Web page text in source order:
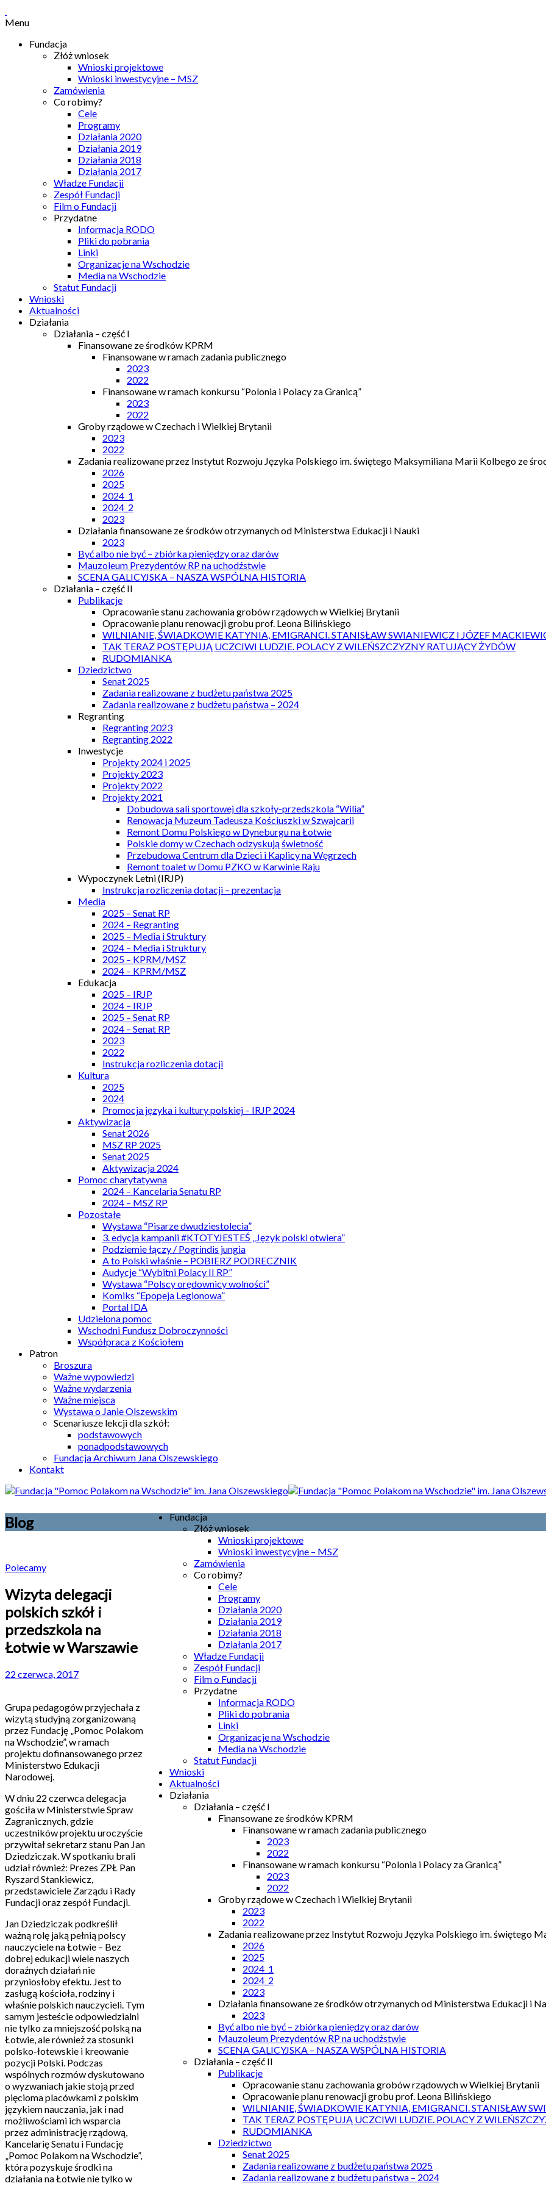
Menu
Fundacja
Złóż wniosek
Wnioski projektowe
Wnioski inwestycyjne – MSZ
Zamówienia
Co robimy?
Cele
Programy
Działania 2020
Działania 2019
Działania 2018
Działania 2017
Władze Fundacji
Zespół Fundacji
Film o Fundacji
Przydatne
Informacja RODO
Pliki do pobrania
Linki
Organizacje na Wschodzie
Media na Wschodzie
Statut Fundacji
Wnioski
Aktualności
Działania
Działania – część I
Finansowane ze środków KPRM
Finansowane w ramach zadania publicznego
2023
2022
Finansowane w ramach konkursu “Polonia i Polacy za Granicą”
2023
2022
Groby rządowe w Czechach i Wielkiej Brytanii
2023
2022
Zadania realizowane przez Instytut Rozwoju Języka Polskiego im. świętego Maksymiliana Marii Kolbego ze
2026
2025
2024_1
2024_2
2023
Działania finansowane ze środków otrzymanych od Ministerstwa Edukacji i Nauki
2023
Być albo nie być – zbiórka pieniędzy oraz darów
Mauzoleum Prezydentów RP na uchodźstwie
SCENA GALICYJSKA – NASZA WSPÓLNA HISTORIA
Działania – część II
Publikacje
Opracowanie stanu zachowania grobów rządowych w Wielkiej Brytanii
Opracowanie planu renowacji grobu prof. Leona Bilińskiego
WILNIANIE, ŚWIADKOWIE KATYNIA, EMIGRANCI. STANISŁAW SWIANIEWICZ I JÓZEF
TAK TERAZ POSTĘPUJĄ UCZCIWI LUDZIE. POLACY Z WILEŃSZCZYZNY RATUJĄCY ŻYDÓW
RUDOMIANKA
Dziedzictwo
Senat 2025
Zadania realizowane z budżetu państwa 2025
Zadania realizowane z budżetu państwa – 2024
Regranting
Regranting 2023
Regranting 2022
Inwestycje
Projekty 2024 i 2025
Projekty 2023
Projekty 2022
Projekty 2021
Dobudowa sali sportowej dla szkoły-przedszkola “Wilia”
Renowacja Muzeum Tadeusza Kościuszki w Szwajcarii
Remont Domu Polskiego w Dyneburgu na Łotwie
Polskie domy w Czechach odzyskują świetność
Przebudowa Centrum dla Dzieci i Kaplicy na Węgrzech
Remont toalet w Domu PZKO w Karwinie Raju
Wypoczynek Letni (IRJP)
Instrukcja rozliczenia dotacji – prezentacja
Media
2025 – Senat RP
2024 – Regranting
2025 – Media i Struktury
2024 – Media i Struktury
2025 – KPRM/MSZ
2024 – KPRM/MSZ
Edukacja
2025 – IRJP
2024 – IRJP
2025 – Senat RP
2024 – Senat RP
2023
2022
Instrukcja rozliczenia dotacji
Kultura
2025
2024
Promocja języka i kultury polskiej – IRJP 2024
Aktywizacja
Senat 2026
MSZ RP 2025
Senat 2025
Aktywizacja 2024
Pomoc charytatywna
2024 – Kancelaria Senatu RP
2024 – MSZ RP
Pozostałe
Wystawa “Pisarze dwudziestolecia”
3. edycja kampanii #KTOTYJESTEŚ „Język polski otwiera”
Podziemie łączy / Pogrindis jungia
A to Polski właśnie – POBIERZ PODRECZNIK
Audycje “Wybitni Polacy II RP”
Wystawa “Polscy orędownicy wolności”
Komiks “Epopeja Legionowa”
Portal IDA
Udzielona pomoc
Wschodni Fundusz Dobroczynności
Współpraca z Kościołem
Patron
Broszura
Ważne wypowiedzi
Ważne wydarzenia
Ważne miejsca
Wystawa o Janie Olszewskim
Scenariusze lekcji dla szkół:
podstawowych
ponadpodstawowych
Fundacja Archiwum Jana Olszewskiego
Kontakt
Fundacja
Złóż wniosek
Wnioski projektowe
Wnioski inwestycyjne – MSZ
Zamówienia
Co robimy?
Cele
Programy
Działania 2020
Działania 2019
Działania 2018
Działania 2017
Władze Fundacji
Zespół Fundacji
Film o Fundacji
Przydatne
Informacja RODO
Pliki do pobrania
Linki
Organizacje na Wschodzie
Media na Wschodzie
Statut Fundacji
Wnioski
Aktualności
Działania
Działania – część I
Finansowane ze środków KPRM
Finansowane w ramach zadania publicznego
2023
2022
Finansowane w ramach konkursu “Polonia i Polacy za Granicą”
2023
2022
Groby rządowe w Czechach i Wielkiej Brytanii
2023
2022
Zadania realizowane przez Instytut Rozwoju Języka Polskiego im. świętego
2026
2025
2024_1
2024_2
2023
Działania finansowane ze środków otrzymanych od Ministerstwa Edukacji i
2023
Być albo nie być – zbiórka pieniędzy oraz darów
Mauzoleum Prezydentów RP na uchodźstwie
SCENA GALICYJSKA – NASZA WSPÓLNA HISTORIA
Działania – część II
Publikacje
Opracowanie stanu zachowania grobów rządowych w Wielkiej Brytanii
Opracowanie planu renowacji grobu prof. Leona Bilińskiego
WILNIANIE, ŚWIADKOWIE KATYNIA, EMIGRANCI. STANISŁAW
TAK TERAZ POSTĘPUJĄ UCZCIWI LUDZIE. POLACY Z
RUDOMIANKA
Dziedzictwo
Senat 2025
Zadania realizowane z budżetu państwa 2025
Zadania realizowane z budżetu państwa – 2024
Blog
Polecamy
Wizyta delegacji
polskich szkół i
przedszkola na
Łotwie w Warszawie
22 czerwca, 2017
Grupa pedagogów przyjechała z
wizytą studyjną zorganizowaną
przez Fundację „Pomoc Polakom
na Wschodzie”, w ramach
projektu dofinansowanego przez
Ministerstwo Edukacji
Narodowej.
W dniu 22 czerwca delegacja
gościła w Ministerstwie Spraw
Zagranicznych, gdzie
uczestników projektu uroczyście
przywitał sekretarz stanu Pan Jan
Dziedziczak. W spotkaniu brali
udział również: Prezes ZPŁ Pan
Ryszard Stankiewicz,
przedstawiciele Zarządu i Rady
Fundacji oraz zespół Fundacji.
Jan Dziedziczak podkreślił
ważną rolę jaką pełnią polscy
nauczyciele na Łotwie – Bez
dobrej edukacji wiele naszych
doraźnych działań nie
przyniosłoby efektu. Jest to
zasługą kościoła, rodziny i
właśnie polskich nauczycieli. Tym
samym jesteście odpowiedzialni
nie tylko za mniejszość polską na
Łotwie, ale również za stosunki
polsko-łotewskie i kreowanie
pozycji Polski. Podczas
wspólnych rozmów dyskutowano
o wyzwaniach jakie stoją przed
pięcioma placówkami z polskim
językiem nauczania, jak i nad
możliwościami ich wsparcia
przez administrację rządową,
Kancelarię Senatu i Fundację
„Pomoc Polakom na Wschodzie”,
która pozyskuje środki na
działania na Łotwie nie tylko w